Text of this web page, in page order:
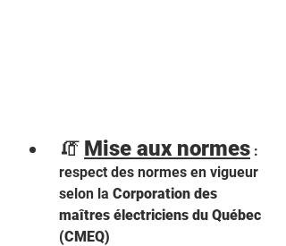
🧯 Mise aux normes :
respect des normes en vigueur
selon la Corporation des
maîtres électriciens du Québec
(CMEQ)